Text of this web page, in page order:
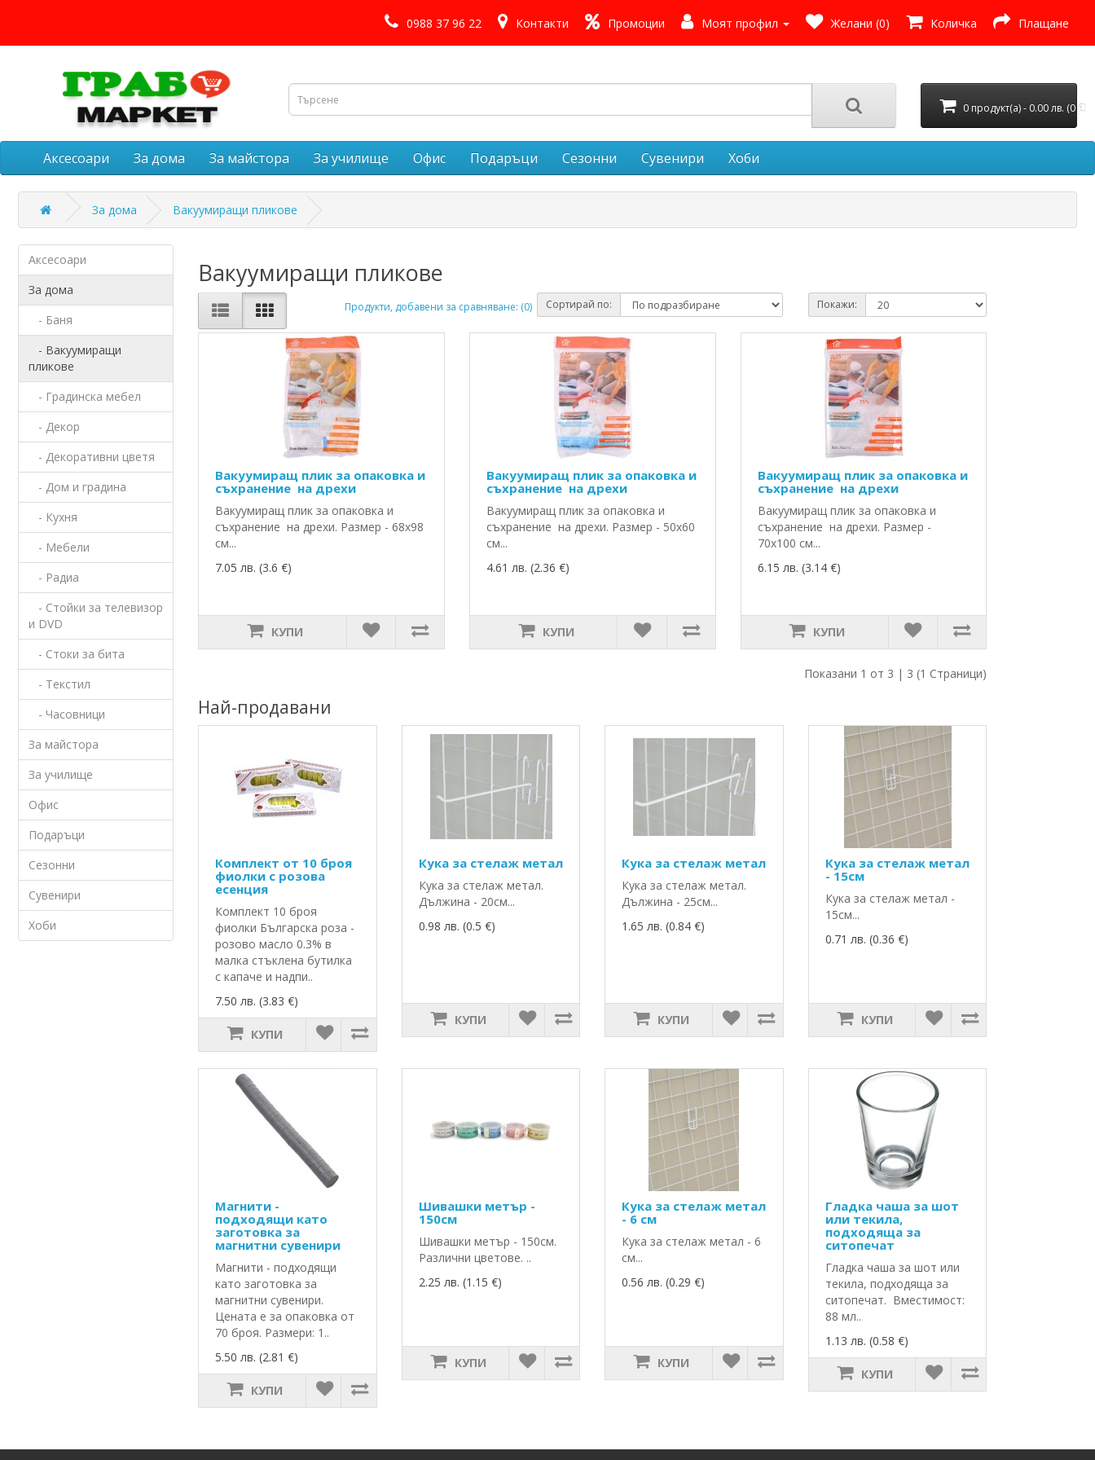
0988 37 96 22 Контакти Промоции Моят профил Желани (0) Количка Плащане
0 продукт(а) - 0.00 лв. (0 €)
Аксесоари За дома За майстора За училище Офис Подаръци Сезонни Сувенири Хоби
За дома Вакуумиращи пликове
Аксесоари
За дома
- Баня
- Вакуумиращи
пликове
- Градинска мебел
- Декор
- Декоративни цветя
- Дом и градина
- Кухня
- Мебели
- Радиа
- Стойки за телевизор
и DVD
- Стоки за бита
- Текстил
- Часовници
За майстора
За училище
Офис
Подаръци
Сезонни
Сувенири
Хоби
Вакуумиращи пликове
Продукти, добавени за сравняване: (0) Сортирай по: Покажи:
Вакуумиращ плик за опаковка и
съхранение на дрехи
Вакуумиращ плик за опаковка и
съхранение на дрехи. Размер - 68х98
см...
7.05 лв. (3.6 €)
КУПИ
Вакуумиращ плик за опаковка и
съхранение на дрехи
Вакуумиращ плик за опаковка и
съхранение на дрехи. Размер - 50х60
см...
4.61 лв. (2.36 €)
КУПИ
Вакуумиращ плик за опаковка и
съхранение на дрехи
Вакуумиращ плик за опаковка и
съхранение на дрехи. Размер -
70х100 см...
6.15 лв. (3.14 €)
КУПИ
Показани 1 от 3 | 3 (1 Страници)
Най-продавани
Комплект от 10 броя
фиолки с розова
есенция
Комплект 10 броя
фиолки Българска роза -
розово масло 0.3% в
малка стъклена бутилка
с капаче и надпи..
7.50 лв. (3.83 €)
КУПИ
Кука за стелаж метал
Кука за стелаж метал.
Дължина - 20см...
0.98 лв. (0.5 €)
КУПИ
Кука за стелаж метал
Кука за стелаж метал.
Дължина - 25см...
1.65 лв. (0.84 €)
КУПИ
Кука за стелаж метал
- 15см
Кука за стелаж метал -
15см...
0.71 лв. (0.36 €)
КУПИ
Магнити -
подходящи като
заготовка за
магнитни сувенири
Магнити - подходящи
като заготовка за
магнитни сувенири.
Цената е за опаковка от
70 броя. Размери: 1..
5.50 лв. (2.81 €)
КУПИ
Шивашки метър -
150см
Шивашки метър - 150см.
Различни цветове. ..
2.25 лв. (1.15 €)
КУПИ
Кука за стелаж метал
- 6 см
Кука за стелаж метал - 6
см...
0.56 лв. (0.29 €)
КУПИ
Гладка чаша за шот
или текила,
подходяща за
ситопечат
Гладка чаша за шот или
текила, подходяща за
ситопечат. Вместимост:
88 мл..
1.13 лв. (0.58 €)
КУПИ